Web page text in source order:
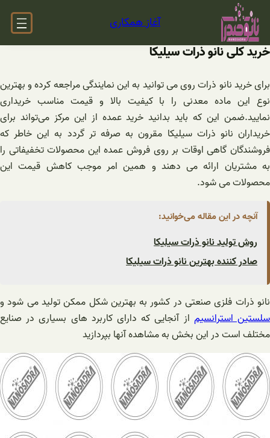
محتوا
آغاز همکاری
خرید کلی نانو ذرات سیلیکا
برای خرید نانو ذرات روی می توانید به این نمایندگی مراجعه کرده و بهترین
نوع این ماده معدنی را با کیفیت بالا و قیمت مناسب خریداری
نمایید.ضمن این که باید بدانید خرید عمده از این مرکز می‌تواند برای
خریداران نانو ذرات سیلیکا مقرون به صرفه تر گردد به این خاطر که
فروشندگان گاهی اوقات بر روی فروش عمده این محصولات تخفیفاتی را
به مشتریان ارائه می دهند و همین امر موجب کاهش قیمت این
محصولات می شود.
آنچه در این مقاله می‌خوانید:
روش تولید نانو ذرات سیلیکا
صادر کننده بهترین نانو ذرات سیلیکا
نانو ذرات فلزی صنعتی در کشور به بهترین شکل ممکن تولید می شود و
سلستین استرانسیم از آنجایی که دارای کاربرد های بسیاری در صنایع
مختلف است در این بخش به مشاهده آنها بپردازید